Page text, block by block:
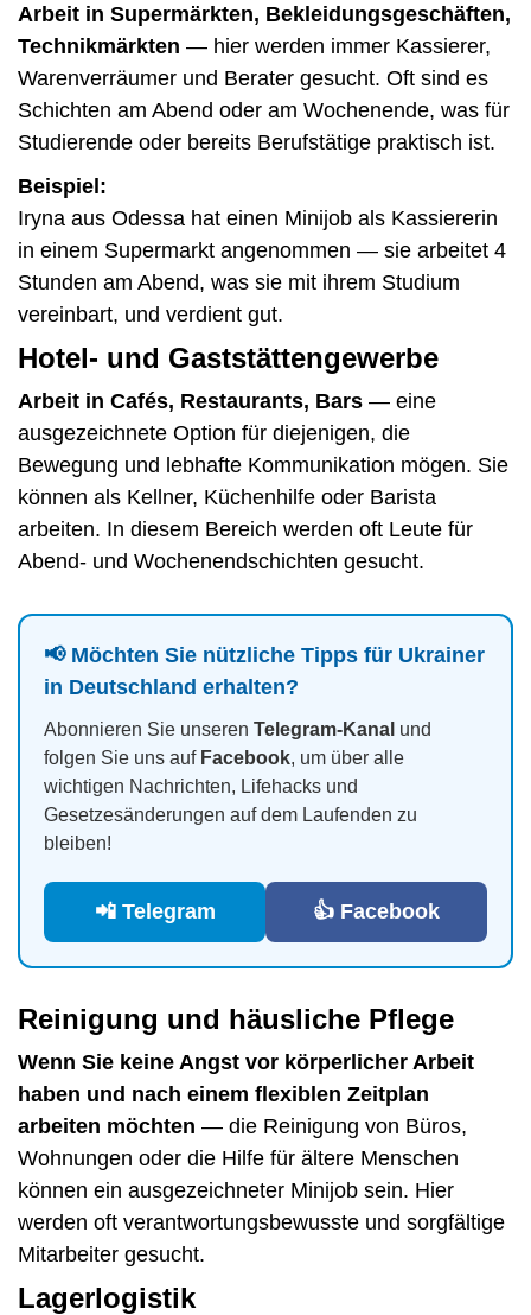
Arbeit in Supermärkten, Bekleidungsgeschäften,
Technikmärkten — hier werden immer Kassierer,
Warenverräumer und Berater gesucht. Oft sind es
Schichten am Abend oder am Wochenende, was für
Studierende oder bereits Berufstätige praktisch ist.
Beispiel:
Iryna aus Odessa hat einen Minijob als Kassiererin
in einem Supermarkt angenommen — sie arbeitet 4
Stunden am Abend, was sie mit ihrem Studium
vereinbart, und verdient gut.
Hotel- und Gaststättengewerbe
Arbeit in Cafés, Restaurants, Bars — eine
ausgezeichnete Option für diejenigen, die
Bewegung und lebhafte Kommunikation mögen. Sie
können als Kellner, Küchenhilfe oder Barista
arbeiten. In diesem Bereich werden oft Leute für
Abend- und Wochenendschichten gesucht.
📢 Möchten Sie nützliche Tipps für Ukrainer
in Deutschland erhalten?
Abonnieren Sie unseren Telegram-Kanal und
folgen Sie uns auf Facebook, um über alle
wichtigen Nachrichten, Lifehacks und
Gesetzesänderungen auf dem Laufenden zu
bleiben!
📲 Telegram 👍 Facebook
Reinigung und häusliche Pflege
Wenn Sie keine Angst vor körperlicher Arbeit
haben und nach einem flexiblen Zeitplan
arbeiten möchten — die Reinigung von Büros,
Wohnungen oder die Hilfe für ältere Menschen
können ein ausgezeichneter Minijob sein. Hier
werden oft verantwortungsbewusste und sorgfältige
Mitarbeiter gesucht.
Lagerlogistik